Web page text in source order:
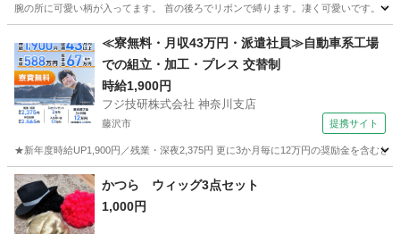
腕の所に可愛い柄が入ってます。 首の後ろでリボンで縛ります。凄く可愛いです。
その他
≪寮無料・月収43万円・派遣社員≫自動車系工場
での組立・加工・プレス 交替制
時給1,900円
フジ技研株式会社 神奈川支店
藤沢市 提携サイト
★新年度時給UP1,900円／残業・深夜2,375円 更に3か月毎に12万円の奨励金を含む
神奈川 藤沢市 その他
かつら ウィッグ3点セット
1,000円